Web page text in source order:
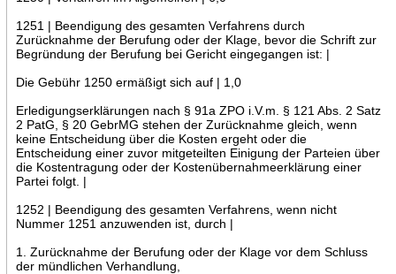
1251 | Beendigung des gesamten Verfahrens durch
Zurücknahme der Berufung oder der Klage, bevor die Schrift zur
Begründung der Berufung bei Gericht eingegangen ist: |
Die Gebühr 1250 ermäßigt sich auf | 1,0
Erledigungserklärungen nach § 91a ZPO i.V.m. § 121 Abs. 2 Satz
2 PatG, § 20 GebrMG stehen der Zurücknahme gleich, wenn
keine Entscheidung über die Kosten ergeht oder die
Entscheidung einer zuvor mitgeteilten Einigung der Parteien über
die Kostentragung oder der Kostenübernahmeerklärung einer
Partei folgt. |
1252 | Beendigung des gesamten Verfahrens, wenn nicht
Nummer 1251 anzuwenden ist, durch |
1. Zurücknahme der Berufung oder der Klage vor dem Schluss
der mündlichen Verhandlung,